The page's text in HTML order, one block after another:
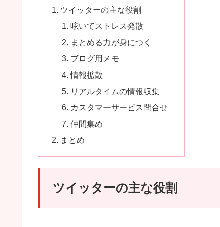
ツイッターの主な役割
呟いてストレス発散
まとめる力が身につく
ブログ用メモ
情報拡散
リアルタイムの情報収集
カスタマーサービス問合せ
仲間集め
まとめ
ツイッターの主な役割